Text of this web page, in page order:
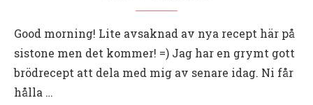
Good morning! Lite avsaknad av nya recept här på
sistone men det kommer! =) Jag har en grymt gott
brödrecept att dela med mig av senare idag. Ni får
hålla …